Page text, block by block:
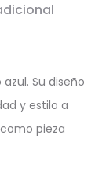
Su diseño
y estilo a
pieza